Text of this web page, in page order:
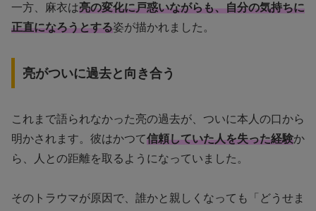
一方、麻衣は亮の変化に戸惑いながらも、自分の気持ちに
正直になろうとする姿が描かれました。
亮がついに過去と向き合う
これまで語られなかった亮の過去が、ついに本人の口から
明かされます。彼はかつて信頼していた人を失った経験か
ら、人との距離を取るようになっていました。
そのトラウマが原因で、誰かと親しくなっても「どうせま